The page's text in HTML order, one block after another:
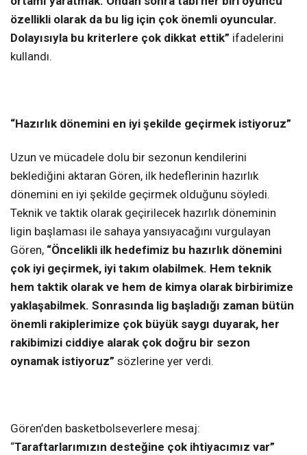
özellikli olarak da bu lig için çok önemli oyuncular.
Dolayısıyla bu kriterlere çok dikkat ettik” ifadelerini
kullandı.
“Hazırlık dönemini en iyi şekilde geçirmek istiyoruz”
Uzun ve mücadele dolu bir sezonun kendilerini
beklediğini aktaran Gören, ilk hedeflerinin hazırlık
dönemini en iyi şekilde geçirmek olduğunu söyledi.
Teknik ve taktik olarak geçirilecek hazırlık döneminin
ligin başlaması ile sahaya yansıyacağını vurgulayan
Gören, “Öncelikli ilk hedefimiz bu hazırlık dönemini
çok iyi geçirmek, iyi takım olabilmek. Hem teknik
hem taktik olarak ve hem de kimya olarak birbirimize
yaklaşabilmek. Sonrasında lig başladığı zaman bütün
önemli rakiplerimize çok büyük saygı duyarak, her
rakibimizi ciddiye alarak çok doğru bir sezon
oynamak istiyoruz” sözlerine yer verdi.
Gören’den basketbolseverlere mesaj:
“Taraftarlarımızın desteğine çok ihtiyacımız var”